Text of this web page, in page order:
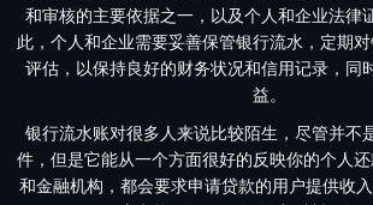
和审核的主要依据之一，以及个人和企业法律
此，个人和企业需要妥善保管银行流水，定期
评估，以保持良好的财务状况和信用记录，同
益。
银行流水账对很多人来说比较陌生，尽管并不
件，但是它能从一个方面很好的反映你的个人
和金融机构，都会要求申请贷款的用户提供收